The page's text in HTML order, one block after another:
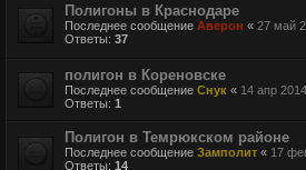
Полигоны в Краснодаре
Последнее сообщение Аверон « 27 май
Ответы: 37
полигон в Кореновске
Последнее сообщение Снук « 14 апр
Ответы: 1
Полигон в Темрюкском районе
Последнее сообщение Замполит « 17
Ответы: 14